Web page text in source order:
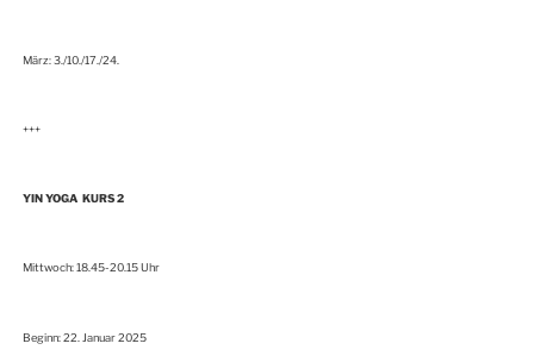
März: 3./10./17./24.
+++
YIN YOGA KURS 2
Mittwoch: 18.45-20.15 Uhr
Beginn: 22. Januar 2025